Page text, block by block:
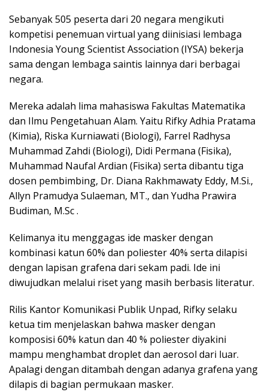
Sebanyak 505 peserta dari 20 negara mengikuti
kompetisi penemuan virtual yang diinisiasi lembaga
Indonesia Young Scientist Association (IYSA) bekerja
sama dengan lembaga saintis lainnya dari berbagai
negara.
Mereka adalah lima mahasiswa Fakultas Matematika
dan Ilmu Pengetahuan Alam. Yaitu Rifky Adhia Pratama
(Kimia), Riska Kurniawati (Biologi), Farrel Radhysa
Muhammad Zahdi (Biologi), Didi Permana (Fisika),
Muhammad Naufal Ardian (Fisika) serta dibantu tiga
dosen pembimbing, Dr. Diana Rakhmawaty Eddy, M.Si.,
Allyn Pramudya Sulaeman, MT., dan Yudha Prawira
Budiman, M.Sc .
Kelimanya itu menggagas ide masker dengan
kombinasi katun 60% dan poliester 40% serta dilapisi
dengan lapisan grafena dari sekam padi. Ide ini
diwujudkan melalui riset yang masih berbasis literatur.
Rilis Kantor Komunikasi Publik Unpad, Rifky selaku
ketua tim menjelaskan bahwa masker dengan
komposisi 60% katun dan 40 % poliester diyakini
mampu menghambat droplet dan aerosol dari luar.
Apalagi dengan ditambah dengan adanya grafena yang
dilapis di bagian permukaan masker.